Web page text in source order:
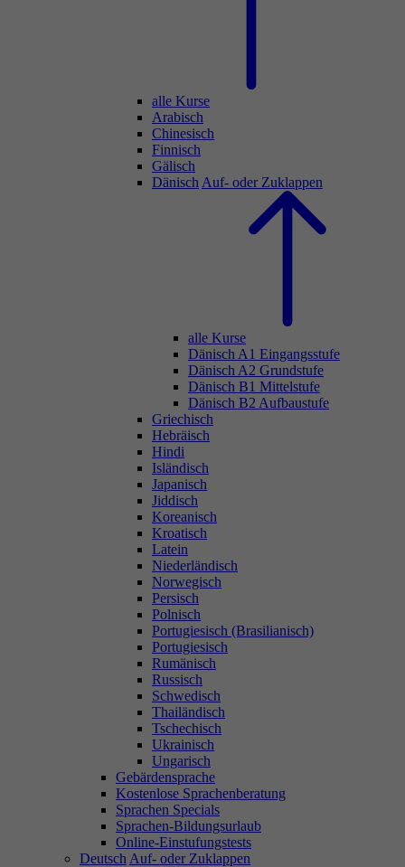
alle Kurse
Arabisch
Chinesisch
Finnisch
Gälisch
Dänisch Auf- oder Zuklappen
alle Kurse
Dänisch A1 Eingangsstufe
Dänisch A2 Grundstufe
Dänisch B1 Mittelstufe
Dänisch B2 Aufbaustufe
Griechisch
Hebräisch
Hindi
Isländisch
Japanisch
Jiddisch
Koreanisch
Kroatisch
Latein
Niederländisch
Norwegisch
Persisch
Polnisch
Portugiesisch (Brasilianisch)
Portugiesisch
Rumänisch
Russisch
Schwedisch
Thailändisch
Tschechisch
Ukrainisch
Ungarisch
Gebärdensprache
Kostenlose Sprachenberatung
Sprachen Specials
Sprachen-Bildungsurlaub
Online-Einstufungstests
Deutsch Auf- oder Zuklappen